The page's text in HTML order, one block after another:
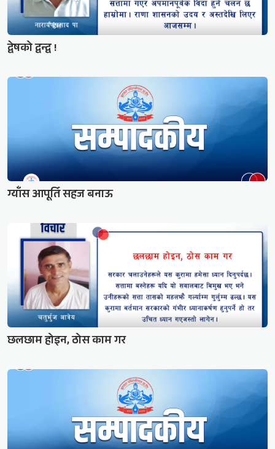
द्वेषको द्वन्द्व !
ग्याँस आपूर्ति सहज बनाऊ
छलछाम होइन, ठोस काम गर